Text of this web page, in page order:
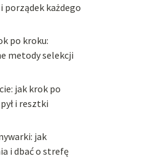
porządek każdego
po kroku:
metody selekcji
jak krok po
i resztki
jak
i dbać o strefę